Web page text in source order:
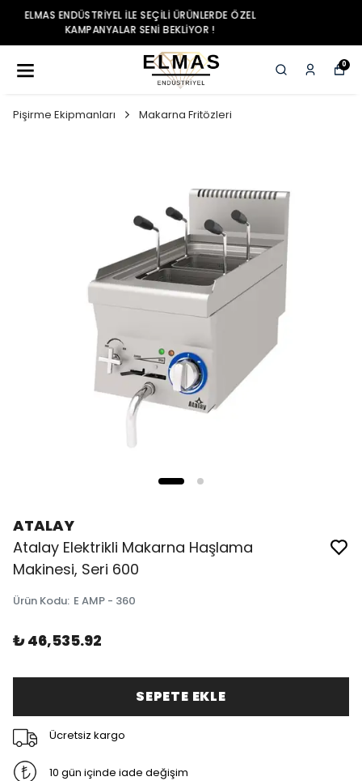
ELMAS ENDÜSTRIYEL ILE SEÇILI ÜRÜNLERDE ÖZEL
KAMPANYALAR SENI BEKLIYOR !
0
Pişirme Ekipmanları Makarna Fritözleri
ATALAY
Atalay Elektrikli Makarna Haşlama
Makinesi, Seri 600
Ürün Kodu: E AMP - 360
₺ 46,535.92
SEPETE EKLE
Ücretsiz kargo
10 gün içinde iade değişim